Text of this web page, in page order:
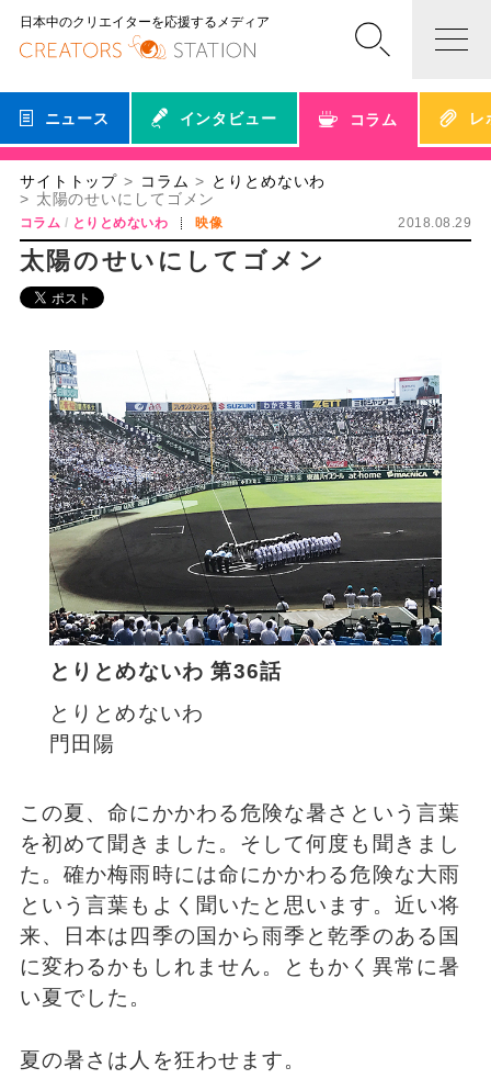
日本中のクリエイターを応援するメディア
ニュース インタビュー コラム レ
サイトトップ コラム
とりとめないわ
太陽のせいにしてゴメン
コラム とりとめないわ 映像 2018.08.29
太陽のせいにしてゴメン
とりとめないわ 第36話
とりとめないわ
門田陽
この夏、命にかかわる危険な暑さという言葉
を初めて聞きました。そして何度も聞きまし
た。確か梅雨時には命にかかわる危険な大雨
という言葉もよく聞いたと思います。近い将
来、日本は四季の国から雨季と乾季のある国
に変わるかもしれません。ともかく異常に暑
い夏でした。
夏の暑さは人を狂わせます。